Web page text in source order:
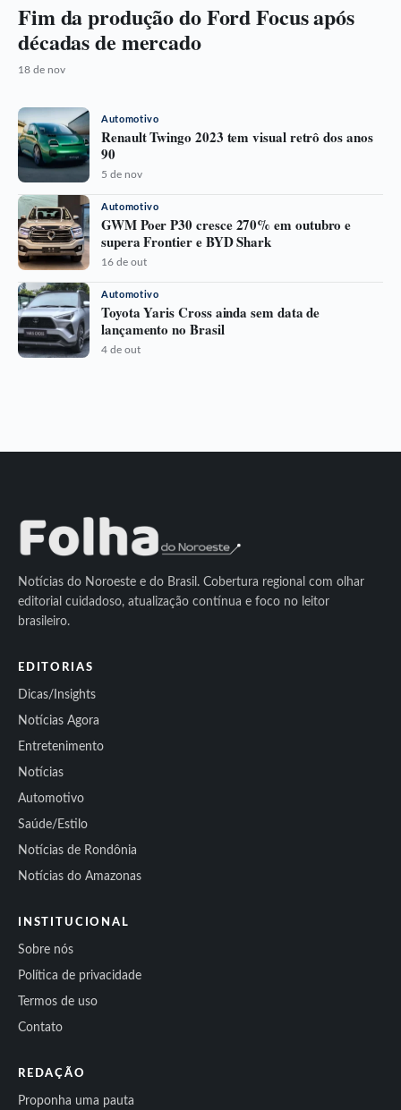
Fim da produção do Ford Focus após
décadas de mercado
18 de nov
Automotivo
Renault Twingo 2023 tem visual retrô dos anos
90
5 de nov
Automotivo
GWM Poer P30 cresce 270% em outubro e
supera Frontier e BYD Shark
16 de out
Automotivo
Toyota Yaris Cross ainda sem data de
lançamento no Brasil
4 de out
Notícias do Noroeste e do Brasil. Cobertura regional com olhar
editorial cuidadoso, atualização contínua e foco no leitor
brasileiro.
EDITORIAS
Dicas/Insights
Notícias Agora
Entretenimento
Notícias
Automotivo
Saúde/Estilo
Notícias de Rondônia
Notícias do Amazonas
INSTITUCIONAL
Sobre nós
Política de privacidade
Termos de uso
Contato
REDAÇÃO
Proponha uma pauta